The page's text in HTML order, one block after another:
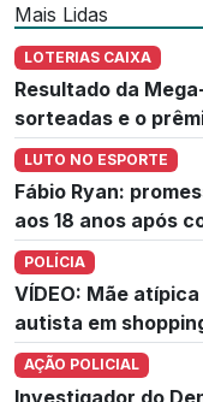
Mais Lidas
LOTERIAS CAIXA
Resultado da
sorteadas e o
LUTO NO ESPORTE
Fábio Ryan:
aos 18 anos após
POLÍCIA
VÍDEO: Mãe
autista em
AÇÃO POLICIAL
Investigador do